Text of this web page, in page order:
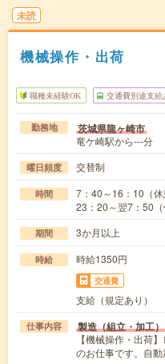
未読
機械操作・出荷
職種未経験OK 交通費別途支給
勤務地 茨城県龍ヶ崎市
竜ケ崎駅から---分
曜日頻度 交替制
時間
7：40～16：10（
23：20～翌7：50
期間 3か月以上
時給 時給1350円
交通費
支給（規定あり）
仕事内容 製造（組立・加工）
【機械操作・出荷
のお仕事です。自